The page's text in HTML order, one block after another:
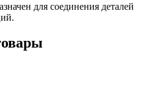
для соединения деталей